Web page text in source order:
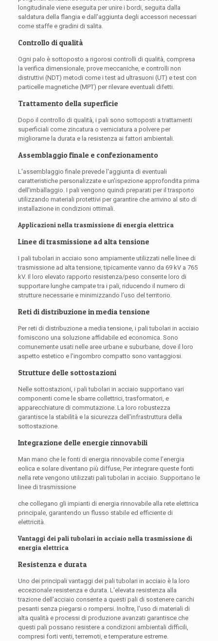
longitudinale viene eseguita per unire i bordi, seguita dalla
saldatura della flangia e dall'aggiunta degli accessori necessari
come staffe e gradini di salita.
Controllo di qualità
Ogni palo è sottoposto a rigorosi controlli di qualità, compresa
la verifica dimensionale, prove meccaniche, e controlli non
distruttivi (NDT) metodi come i test ad ultrasuoni (UT) e test con
particelle magnetiche (MPT) per rilevare eventuali difetti.
Trattamento della superficie
Dopo il controllo di qualità, i pali sono sottoposti a trattamenti
superficiali come zincatura o verniciatura a polvere per
migliorarne la durata e la resistenza ai fattori ambientali.
Assemblaggio finale e confezionamento
L'assemblaggio finale prevede l'aggiunta di eventuali
caratteristiche personalizzate e un'ispezione approfondita prima
dell'imballaggio. I pali vengono quindi preparati per il trasporto
utilizzando materiali protettivi per garantire che arrivino al sito di
installazione in condizioni ottimali.
Applicazioni nella trasmissione di energia elettrica
Linee di trasmissione ad alta tensione
I pali tubolari in acciaio sono ampiamente utilizzati nelle linee di
trasmissione ad alta tensione, tipicamente vanno da 69 kV a 765
kV. Il loro elevato rapporto resistenza/peso consente loro di
supportare lunghe campate tra i pali, riducendo il numero di
strutture necessarie e minimizzando l’uso del territorio.
Reti di distribuzione in media tensione
Per reti di distribuzione a media tensione, i pali tubolari in acciaio
forniscono una soluzione affidabile ed economica. Sono
comunemente usati nelle aree urbane e suburbane, dove il loro
aspetto estetico e l'ingombro compatto sono vantaggiosi.
Strutture delle sottostazioni
Nelle sottostazioni, i pali tubolari in acciaio supportano vari
componenti come le sbarre collettrici, trasformatori, e
apparecchiature di commutazione. La loro robustezza
garantisce la stabilità e la sicurezza dell'infrastruttura della
sottostazione.
Integrazione delle energie rinnovabili
Man mano che le fonti di energia rinnovabile come l’energia
eolica e solare diventano più diffuse, Per integrare queste fonti
nella rete vengono utilizzati pali tubolari in acciaio. Supportano le
linee di trasmissione
che collegano gli impianti di energia rinnovabile alla rete elettrica
principale, garantendo un flusso stabile ed efficiente di
elettricità.
Vantaggi dei pali tubolari in acciaio nella trasmissione di
energia elettrica
Resistenza e durata
Uno dei principali vantaggi dei pali tubolari in acciaio è la loro
eccezionale resistenza e durata. L'elevata resistenza alla
trazione dell'acciaio consente a questi pali di sostenere carichi
pesanti senza piegarsi o rompersi. Inoltre, l'uso di materiali di
alta qualità e processi di produzione avanzati garantisce che
questi pali possano resistere a condizioni ambientali difficili,
compresi forti venti, terremoti, e temperature estreme.